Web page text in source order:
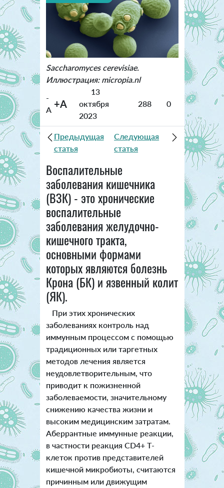
Saccharomyces cerevisiae.
Иллюстрация: micropia.nl
-
A +A
13
октября
2023
288 0
Предыдущая
статья
Следующая
статья
Воспалительные
заболевания кишечника
(ВЗК) - это хронические
воспалительные
заболевания желудочно-
кишечного тракта,
основными формами
которых являются болезнь
Крона (БК) и язвенный колит
(ЯК).
При этих хронических
заболеваниях контроль над
иммунным процессом с помощью
традиционных или таргетных
методов лечения является
неудовлетворительным, что
приводит к пожизненной
заболеваемости, значительному
снижению качества жизни и
высоким медицинским затратам.
Аберрантные иммунные реакции,
в частности реакция CD4+ Т-
клеток против представителей
кишечной микробиоты, считаются
причинным или движущим